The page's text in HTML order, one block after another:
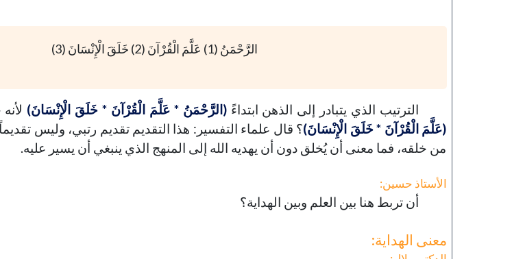
الرَّحْمَنُ (1) عَلَّمَ الْقُرْآنَ (2) خَلَقَ الْإِنْسَانَ (3)
الترتيب الذي يتبادر إلى الذهن ابتداءً(الرَّحْمَنُ * عَلَّمَ الْقُرْآنَ * خَلَقَ الْإِنْسَانَ)
(عَلَّمَ الْقُرْآنَ * خَلَقَ الْإِنْسَانَ)؟ قال علماء التفسير: هذا التقديم تقديم رتبي، وليس تقديماً
من خلقه، فما معنى أن يُخلق دون أن يهديه الله إلى المنهج الذي ينبغي أن يسير عليه.
الأستاذ حسين:
أن تربط هنا بين العلم وبين الهداية؟
معنى الهداية: